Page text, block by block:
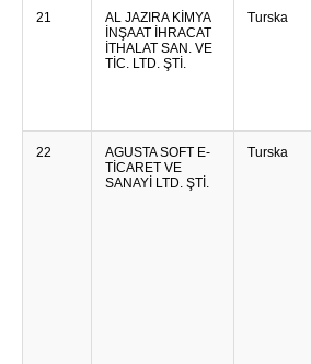
21
AL JAZIRA KİMYA
İNŞAAT İHRACAT
İTHALAT SAN. VE
TİC. LTD. ŞTİ.
Turska
22
AGUSTA SOFT E-
TİCARET VE
SANAYİ LTD. ŞTİ.
Turska